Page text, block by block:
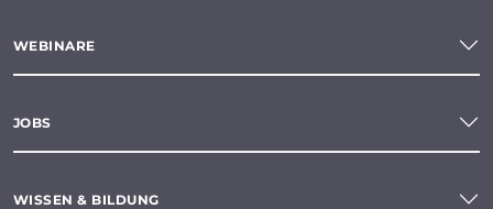
WEBINARE
JOBS
WISSEN & BILDUNG